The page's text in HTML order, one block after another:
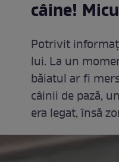
câine!
Potrivit
lui. La un
băiatul ar fi
câinii de pază,
era legat, însă